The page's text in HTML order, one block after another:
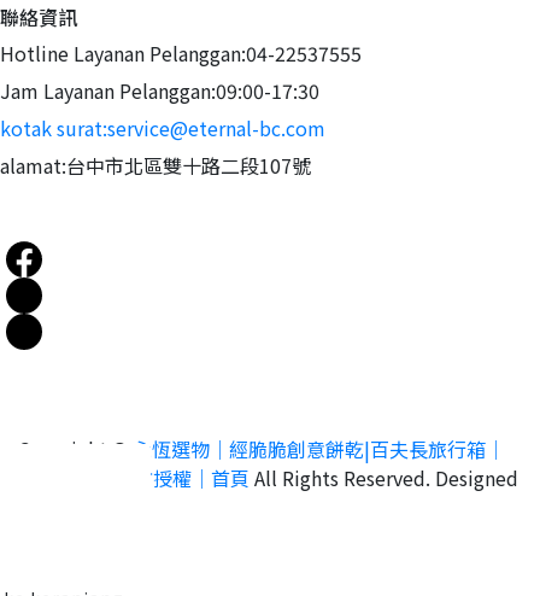
聯絡資訊
Hotline Layanan Pelanggan:04-22537555
Jam Layanan Pelanggan:09:00-17:30
kotak surat:service@eternal-bc.com
alamat:台中市北區雙十路二段107號
Copyright © 永恆選物｜經脆脆創意餅乾|百夫長旅行箱｜
Acer行李箱官方授權｜首頁 All Rights Reserved. Designed